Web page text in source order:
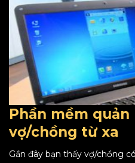
Phần mềm
vợ/chồng từ xa
Gần đây bạn thấy vợ/chồng